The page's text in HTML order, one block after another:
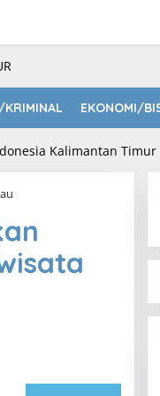
KRIMINAL EKONOMI/